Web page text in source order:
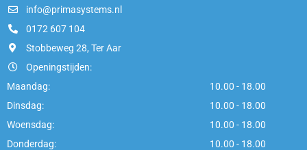
info@primasystems.nl
0172 607 104
Stobbeweg 28, Ter Aar
Openingstijden:
Maandag:
10.00 - 18.00
Dinsdag:
10.00 - 18.00
Woensdag:
10.00 - 18.00
Donderdag:
10.00 - 18.00